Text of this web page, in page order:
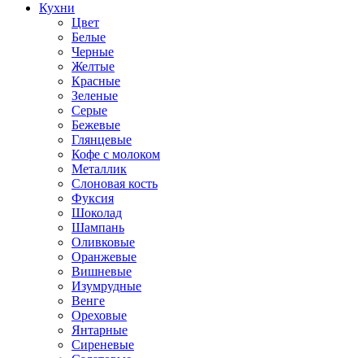
Кухни
Цвет
Белые
Черные
Желтые
Красные
Зеленые
Серые
Бежевые
Глянцевые
Кофе с молоком
Металлик
Слоновая кость
Фуксия
Шоколад
Шампань
Оливковые
Оранжевые
Вишневые
Изумрудные
Венге
Ореховые
Янтарные
Сиреневые